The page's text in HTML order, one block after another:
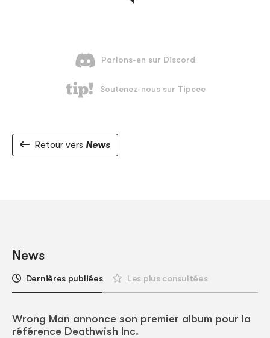
Retour vers News
News
Dernières publiées Les plus consultées
Wrong Man annonce son premier album pour la
référence Deathwish Inc.